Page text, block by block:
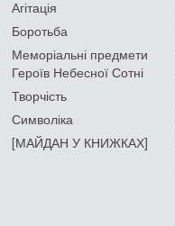
Агітація
Боротьба
Меморіальні предмети
Героїв Небесної Сотні
Творчість
Символіка
[МАЙДАН У КНИЖКАХ]